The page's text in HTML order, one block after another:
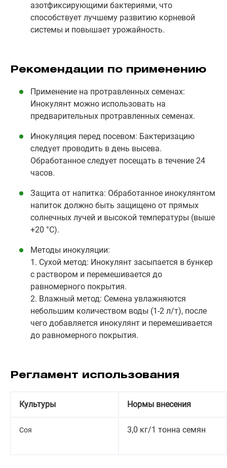
азотфиксирующими бактериями, что
способствует лучшему развитию корневой
системы и повышает урожайность.
Рекомендации по применению
Применение на протравленных семенах:
Инокулянт можно использовать на
предварительных протравленных семенах.
Инокуляция перед посевом: Бактеризацию
следует проводить в день высева.
Обработанное следует посещать в течение 24
часов.
Защита от напитка: Обработанное инокулянтом
напиток должно быть защищено от прямых
солнечных лучей и высокой температуры (выше
+20 °С).
Методы инокуляции:
1. Сухой метод: Инокулянт засыпается в бункер
с раствором и перемешивается до
равномерного покрытия.
2. Влажный метод: Семена увлажняются
небольшим количеством воды (1-2 л/т), после
чего добавляется инокулянт и перемешивается
до равномерного покрытия.
Регламент использования
Культуры Нормы внесения
Соя 3,0 кг/1 тонна семян